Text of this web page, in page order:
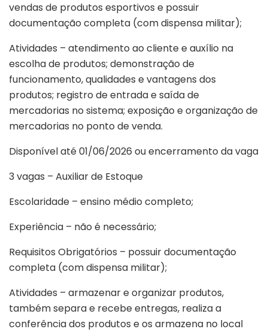
vendas de produtos esportivos e possuir
documentação completa (com dispensa militar);
Atividades – atendimento ao cliente e auxílio na
escolha de produtos; demonstração de
funcionamento, qualidades e vantagens dos
produtos; registro de entrada e saída de
mercadorias no sistema; exposição e organização de
mercadorias no ponto de venda.
Disponível até 01/06/2026 ou encerramento da vaga
3 vagas – Auxiliar de Estoque
Escolaridade – ensino médio completo;
Experiência – não é necessário;
Requisitos Obrigatórios – possuir documentação
completa (com dispensa militar);
Atividades – armazenar e organizar produtos,
também separa e recebe entregas, realiza a
conferência dos produtos e os armazena no local